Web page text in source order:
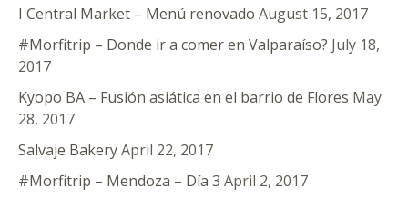
I Central Market – Menú renovado August 15, 2017
#Morfitrip – Donde ir a comer en Valparaíso? July 18,
2017
Kyopo BA – Fusión asiática en el barrio de Flores May
28, 2017
Salvaje BakeryApril 22, 2017
#Morfitrip – Mendoza – Día 3 April 2, 2017